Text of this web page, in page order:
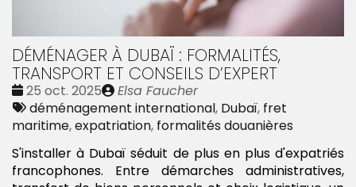
DÉMÉNAGER À DUBAÏ : FORMALITÉS,
TRANSPORT ET CONSEILS D’EXPERT
Date
:
25 oct. 2025
Publié
par
Elsa Faucher
Tags
:
déménagement international, Dubaï, fret
maritime,expatriation, formalités douanières
S'installer à Dubaï séduit de plus en plus d'expatriés
francophones. Entre démarches administratives,